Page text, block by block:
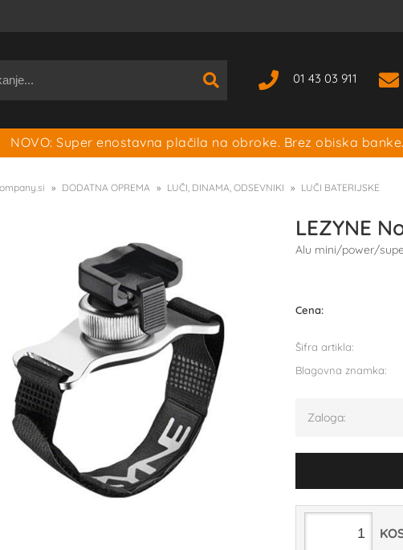
01 43 03 911
NOVO: Super enostavna plačila na obroke. Brez obiska
DODATNA OPREMA LUČI, DINAMA, ODSEVNIKI LUČI BATERIJSKE
LEZYNE
Alu mini/power/
Cena:
Šifra artikla:
Blagovna znamka:
Zaloga: